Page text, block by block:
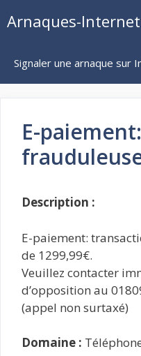
auArnaques-
Signaler une arnaque sur
E-
Description :
E-paiement:
de 1299,99€.
Veuillez contacter
d’opposition au
(appel non surtaxé)
Domaine :